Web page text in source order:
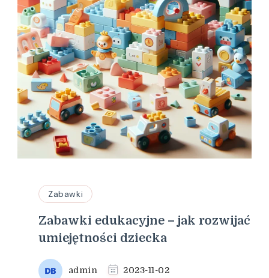
Zabawki
Zabawki edukacyjne – jak rozwijać
umiejętności dziecka
admin 2023-11-02